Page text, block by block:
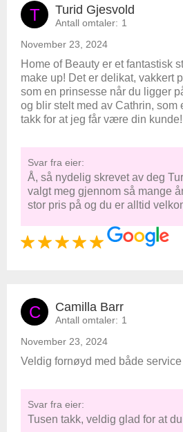
T Turid Gjesvold
Antall omtaler: 1
November 23, 2024
Home of Beauty er et fantastisk
make up! Det er delikat, vakkert pyntet. Du føler deg
som en prinsesse når du ligger
og blir stelt med av Cathrin, som er
takk for at jeg får være din kunde!
Svar fra eier:
Å, så nydelig skrevet av deg
valgt meg gjennom så mange
stor pris på og du er alltid
C Camilla Barr
Antall omtaler: 1
November 23, 2024
Veldig fornøyd med både
Svar fra eier: